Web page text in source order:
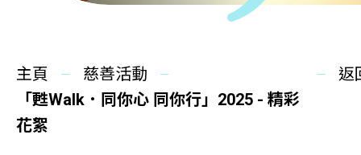
同你講故事
慈善活動
主頁
慈善活動
「甦Walk．同你心 同你行」2025 - 精彩
花絮
返